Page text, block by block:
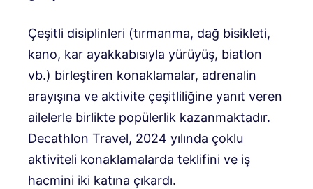
Çeşitli disiplinleri (tırmanma, dağ bisikleti,
kano, kar ayakkabısıyla yürüyüş, biatlon
vb.) birleştiren konaklamalar, adrenalin
arayışına ve aktivite çeşitliliğine yanıt veren
ailelerle birlikte popülerlik kazanmaktadır.
Decathlon Travel, 2024 yılında çoklu
aktiviteli konaklamalarda teklifini ve iş
hacmini iki katına çıkardı.